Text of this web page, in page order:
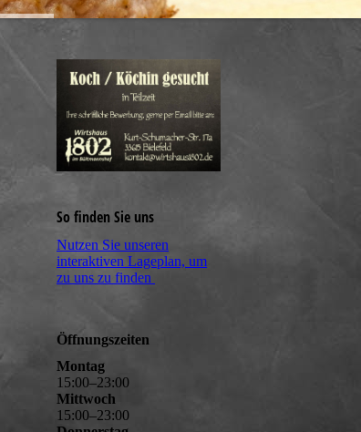
So finden Sie uns
Nutzen Sie unseren
interaktiven La­ge­plan, um
zu uns zu finden
Öffnungszeiten
Montag
15:00–23:00
Mittwoch
15:00–23:00